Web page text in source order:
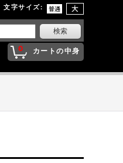
文字サイズ:
0 カートの中身